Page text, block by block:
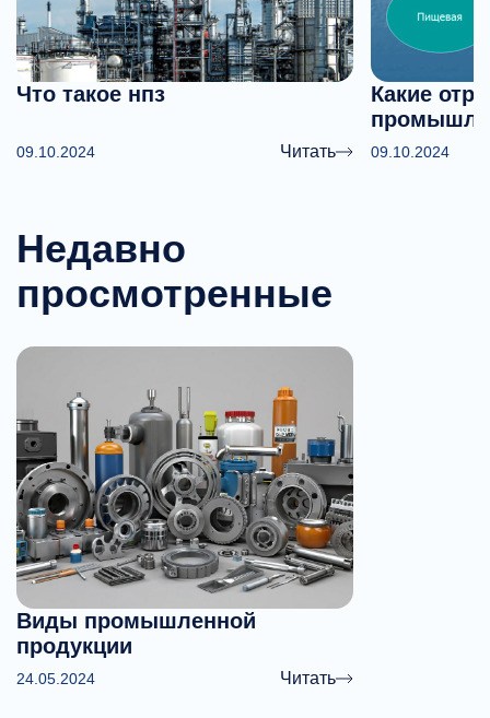
Что такое нпз
09.10.2024 Читать
Какие
09.10.2024
Недавно
просмотренные
Виды промышленной
продукции
24.05.2024 Читать